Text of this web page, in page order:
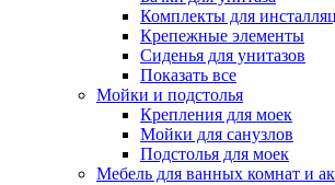
Комплекты для
Крепежные элементы
Сиденья для унитазов
Показать все
Мойки и подстолья
Крепления для моек
Мойки для санузлов
Подстолья для моек
Мебель для ванных комнат и